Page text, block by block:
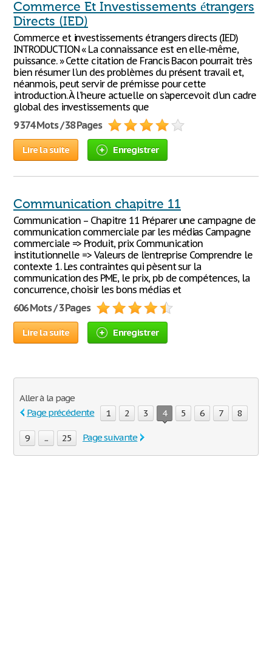
Commerce Et Investissements étrangers
Directs (IED)
Commerce et investissements étrangers directs (IED)
INTRODUCTION « La connaissance est en elle-même,
puissance. » Cette citation de Francis Bacon pourrait très
bien résumer l'un des problèmes du présent travail et,
néanmois, peut servir de prémisse pour cette
introduction. À l'heure actuelle on s'apercevoit d'un cadre
global des investissements que
9 374 Mots / 38 Pages
Lire la suite Enregistrer
Communication chapitre 11
Communication – Chapitre 11 Préparer une campagne de
communication commerciale par les médias Campagne
commerciale => Produit, prix Communication
institutionnelle => Valeurs de l’entreprise Comprendre le
contexte 1. Les contraintes qui pèsent sur la
communication des PME, le prix, pb de compétences, la
concurrence, choisir les bons médias et
606 Mots / 3 Pages
Lire la suite Enregistrer
Aller à la page
Page précédente
1 2 3 4 5 6 7 8
9 ... 25 Page suivante